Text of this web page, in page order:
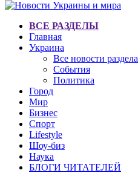
ВСЕ РАЗДЕЛЫ
Главная
Украина
Все новости раздела
События
Политика
Город
Мир
Бизнес
Спорт
Lifestyle
Шоу-биз
Наука
БЛОГИ ЧИТАТЕЛЕЙ